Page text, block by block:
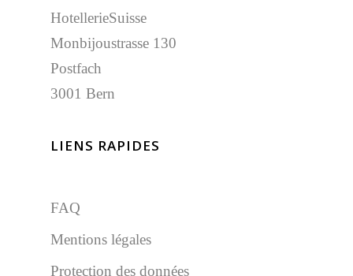
HotellerieSuisse
Monbijoustrasse 130
Postfach
3001 Bern
LIENS RAPIDES
FAQ
Mentions légales
Protection des données